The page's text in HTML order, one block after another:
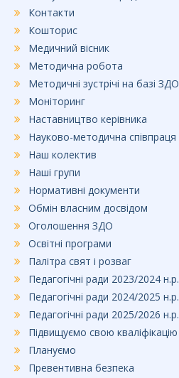
Контакти
Кошторис
Медичний вісник
Методична робота
Методичні зустрічі на базі ЗДО
Моніторинг
Наставництво керівника
Науково-методична співпраця
Наш колектив
Наші групи
Нормативні документи
Обмін власним досвідом
Оголошення ЗДО
Освітні програми
Палітра свят і розваг
Педагогічні ради 2023/2024 н.р.
Педагогічні ради 2024/2025 н.р.
Педагогічні ради 2025/2026 н.р.
Підвищуємо свою кваліфікацію
Плануємо
Превентивна безпека